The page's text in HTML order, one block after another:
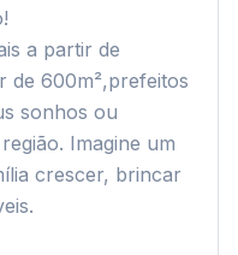
a partir de
de 600m²,prefeitos
sonhos ou
Imagine um
crescer, brincar